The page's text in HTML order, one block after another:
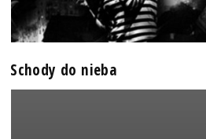
Schody do nieba